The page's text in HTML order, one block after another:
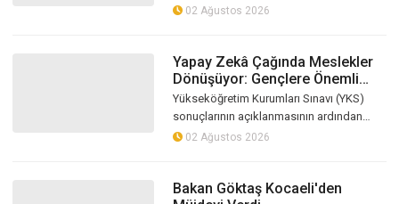
mensuplarının yoğun katılımıyla
02 Ağustos 2026
Yapay Zekâ Çağında Meslekler
Dönüşüyor: Gençlere Önemli
Uyarılar
Yükseköğretim Kurumları Sınavı (YKS)
sonuçlarının açıklanmasının ardından
milyonlarca genç için heyecanla beklenen
02 Ağustos 2026
Bakan Göktaş Kocaeli'den